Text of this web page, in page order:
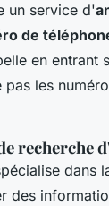
un service d'
de
en entrant
les
recherche
dans
des